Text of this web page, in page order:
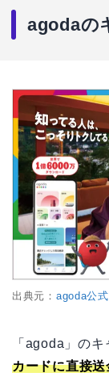
agodaの
出典元： agoda公式
「agoda」の
カードに直接送